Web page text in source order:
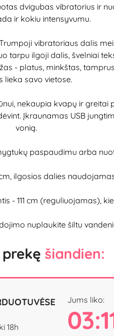
dvigubas vibratorius ir
ir kokiu intensyvumu.
vibratoriaus dalis
tarpu ilgoji dalis, švelniai
- platus, minkštas,
lieka savo vietose.
nekaupia kvapų ir
Įkraunamas USB
vonią.
paspaudimu arba
ilgosios dalies
- 111 cm (reguliuojamas),
nuplaukite šiltu
šiandien:
18h
Jums liko: